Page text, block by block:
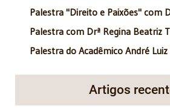
Palestra "Direito e Paixões" com
Palestra com Drª Regina Beatriz
Palestra do Acadêmico André
Artigos